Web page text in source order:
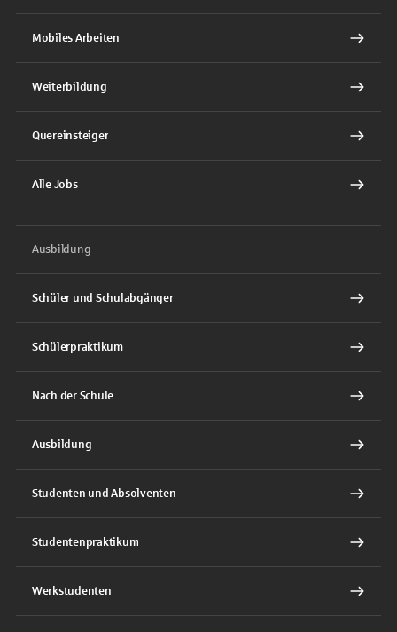
Mobiles Arbeiten
Weiterbildung
Quereinsteiger
Alle Jobs
Ausbildung
Schüler und Schulabgänger
Schülerpraktikum
Nach der Schule
Ausbildung
Studenten und Absolventen
Studentenpraktikum
Werkstudenten